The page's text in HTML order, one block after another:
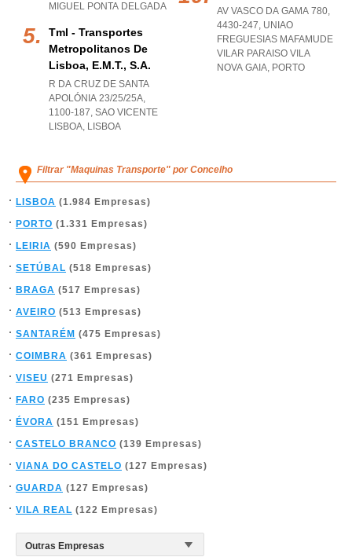
MIGUEL PONTA DELGADA
Tml - Transportes
Metropolitanos De
Lisboa, E.m.t., S.a.
R DA CRUZ DE SANTA
APOLÓNIA 23/25/25A,
1100-187, SAO VICENTE
LISBOA, LISBOA
AV VASCO DA GAMA 780,
4430-247, UNIAO
FREGUESIAS MAFAMUDE
VILAR PARAISO VILA
NOVA GAIA, PORTO
Filtrar "Maquinas Transporte" por Concelho
LISBOA (1.984 Empresas)
PORTO (1.331 Empresas)
LEIRIA (590 Empresas)
SETÚBAL (518 Empresas)
BRAGA (517 Empresas)
AVEIRO (513 Empresas)
SANTARÉM (475 Empresas)
COIMBRA (361 Empresas)
VISEU (271 Empresas)
FARO (235 Empresas)
ÉVORA (151 Empresas)
CASTELO BRANCO (139 Empresas)
VIANA DO CASTELO (127 Empresas)
GUARDA (127 Empresas)
VILA REAL (122 Empresas)